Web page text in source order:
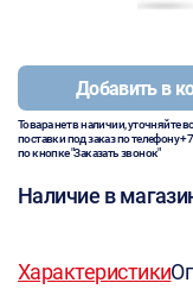
Добавить в
Товара нет в наличии, уточняйте
поставки под заказ по телефону
по кнопке "Заказать звонок"
Наличие в
Характеристики